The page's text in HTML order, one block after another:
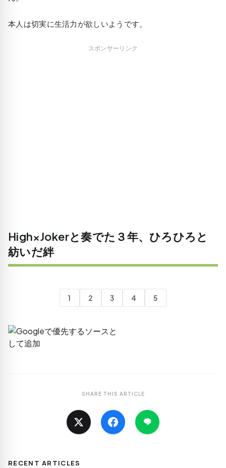
本人は切実に生活力が欲しいようです。
スポンサーリンク
High×Jokerと奏でた３年、ひろひろと
紡いだ絆
1 2 3 4 5
SHARE THIS ARTICLE
RECENT ARTICLES